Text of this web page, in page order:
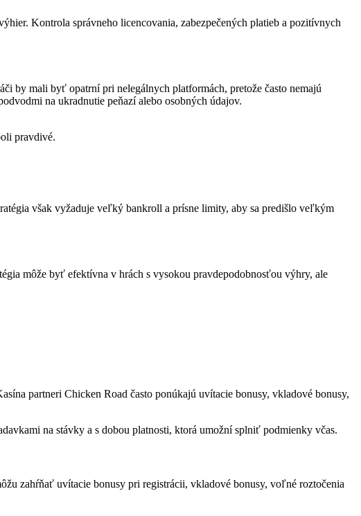
Kontrola správneho licencovania, zabezpečených platieb a pozitívnych
by mali byť opatrní pri nelegálnych platformách, pretože často nemajú
na ukradnutie peňazí alebo osobných údajov.
pravdivé.
však vyžaduje veľký bankroll a prísne limity, aby sa predišlo veľkým
môže byť efektívna v hrách s vysokou pravdepodobnosťou výhry, ale
partneri Chicken Road často ponúkajú uvítacie bonusy, vkladové bonusy,
na stávky a s dobou platnosti, ktorá umožní splniť podmienky včas.
zahŕňať uvítacie bonusy pri registrácii, vkladové bonusy, voľné roztočenia